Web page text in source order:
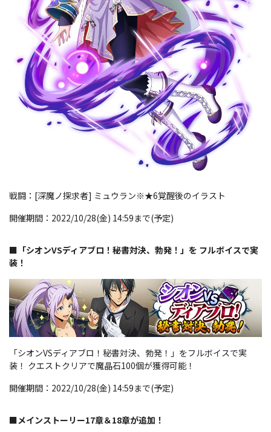
戦闘：[深魔ノ探求者] ミュウラン※★6覚醒後のイラスト
開催期間：2022/10/28(金) 14:59まで(予定)
■「シオンVSディアブロ！秘書対決、勃発！」を フルボイスで実
装！
「シオンVSディアブロ！秘書対決、勃発！」をフルボイスで実
装！ クエストクリアで魔晶石100個が獲得可能！
開催期間：2022/10/28(金) 14:59まで(予定)
■メインストーリー17章＆18章が追加！